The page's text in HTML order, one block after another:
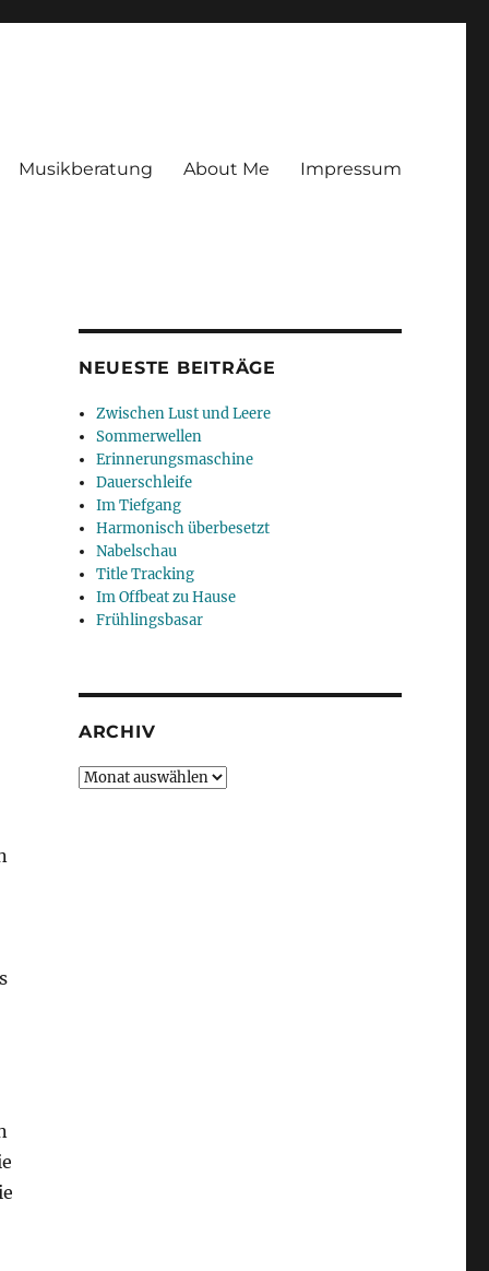
Musikberatung About Me Impressum
NEUESTE BEITRÄGE
Zwischen Lust und Leere
Sommerwellen
Erinnerungsmaschine
Dauerschleife
Im Tiefgang
Harmonisch überbesetzt
Nabelschau
Title Tracking
Im Offbeat zu Hause
Frühlingsbasar
ARCHIV
Archiv